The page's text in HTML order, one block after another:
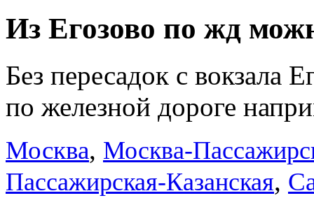
Из Егозово по жд
Без пересадок с вокзала
по железной дороге
Москва, Москва-
Пассажирская-Казанская,